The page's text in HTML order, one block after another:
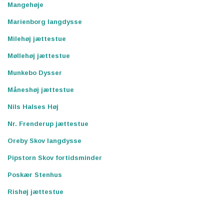
Mangehøje
Marienborg langdysse
Milehøj jættestue
Møllehøj jættestue
Munkebo Dysser
Måneshøj jættestue
Nils Halses Høj
Nr. Frenderup jættestue
Oreby Skov langdysse
Pipstorn Skov fortidsminder
Poskær Stenhus
Rishøj jættestue